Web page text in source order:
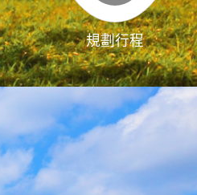
規劃行程